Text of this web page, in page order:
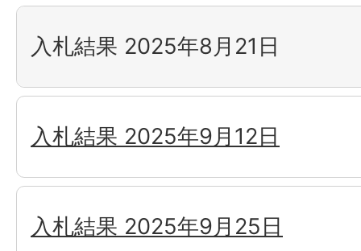
入札結果 2025年8月21日
入札結果 2025年9月12日
入札結果 2025年9月25日